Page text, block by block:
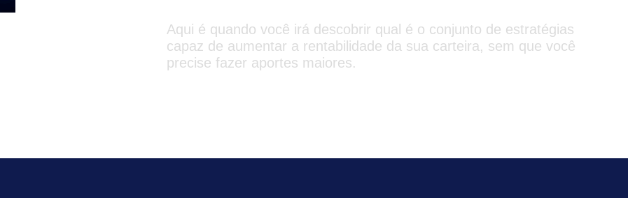
Aqui é quando você irá descobrir qual é o conjunto de estratégias
capaz de aumentar a rentabilidade da sua carteira, sem que você
precise fazer aportes maiores.